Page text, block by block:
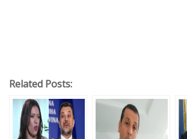
Related Posts: